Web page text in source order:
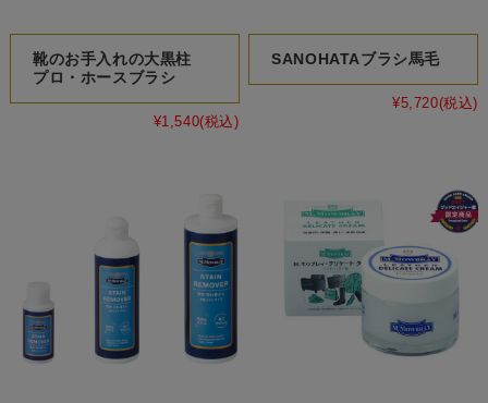
靴のお手入れの大黒柱
プロ・ホースブラシ
¥1,540(税込)
SANOHATAブラシ馬毛
¥5,720(税込)